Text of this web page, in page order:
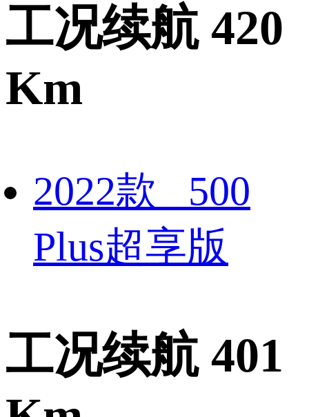
工况续航 420
Km
2022款 500
Plus超享版
工况续航 401